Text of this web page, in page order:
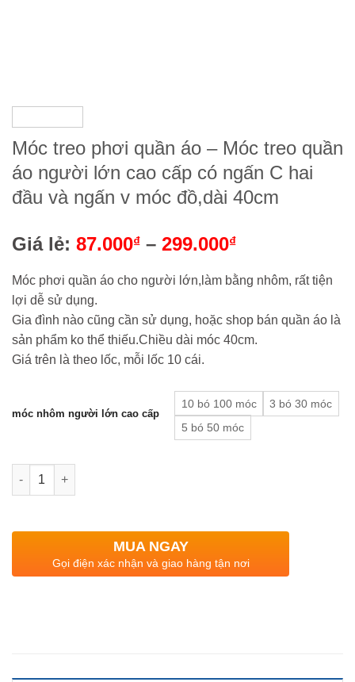
Móc treo phơi quần áo – Móc treo quần
áo người lớn cao cấp có ngấn C hai
đầu và ngấn v móc đồ,dài 40cm
Giá lẻ: 87.000₫ – 299.000₫
Móc phơi quần áo cho người lớn,làm bằng nhôm, rất tiện
lợi dễ sử dụng.
Gia đình nào cũng cần sử dụng, hoặc shop bán quần áo là
sản phẩm ko thể thiếu.Chiều dài móc 40cm.
Giá trên là theo lốc, mỗi lốc 10 cái.
móc nhôm người lớn cao cấp
10 bó 100 móc
3 bó 30 móc
5 bó 50 móc
Quantity
MUA NGAY
Gọi điện xác nhận và giao hàng tận nơi